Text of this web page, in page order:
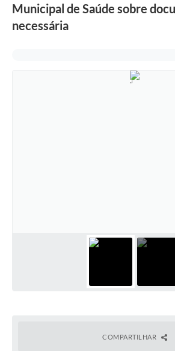
Visite Barbacena
Municipal de Saúde sobre
necessária
COMPARTILHAR